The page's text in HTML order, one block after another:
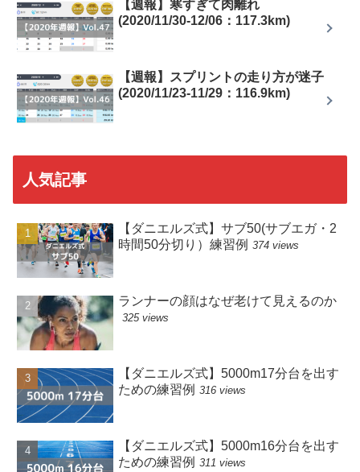
【週報】寒すぎて肉離れ
(2020/11/30-12/06：117.3km)
【週報】スプリントの走り方が迷子
(2020/11/23-11/29：116.9km)
人気記事
【ダニエルズ式】サブ50(サブエガ・2
時間50分切り）練習例 374 views
ランナーの顔はなぜ老けて見えるのか
325 views
【ダニエルズ式】5000m17分台を出す
ための練習例 316 views
【ダニエルズ式】5000m16分台を出す
ための練習例 311 views